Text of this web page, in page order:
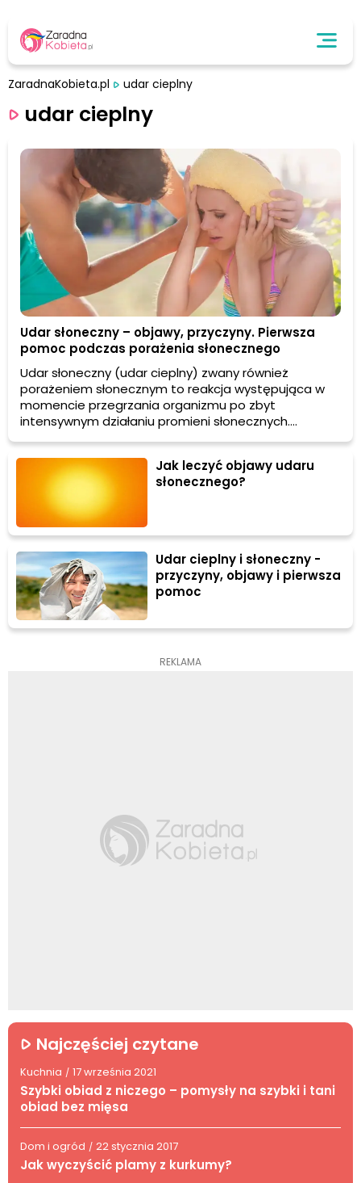
ZaradnaKobieta.pl udar cieplny
udar cieplny
Udar słoneczny – objawy, przyczyny. Pierwsza
pomoc podczas porażenia słonecznego
Udar słoneczny (udar cieplny) zwany również
porażeniem słonecznym to reakcja występująca w
momencie przegrzania organizmu po zbyt
intensywnym działaniu promieni słonecznych.
Dochodzi do niego zazwyczaj gdy temperatura ciała
przekracza 40 stopni C. Z powodu powstałych
zaburzeń pracy ośrodka termoregulacji nie może
zostać zredukowana w naturalny sposób. Poznaj
pierwsze objawy udaru słonecznego i zobacz, w jaki
sposób możesz pomóc sobie lub swoim najbliższym.
Jak leczyć objawy udaru
słonecznego?
Udar cieplny i słoneczny -
przyczyny, objawy i pierwsza
pomoc
REKLAMA
Najczęściej czytane
Kuchnia / 17 września 2021
Szybki obiad z niczego – pomysły na szybki i tani
obiad bez mięsa
Dom i ogród / 22 stycznia 2017
Jak wyczyścić plamy z kurkumy?